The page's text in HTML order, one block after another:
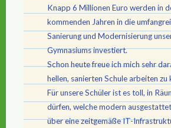
Knapp 6 Millionen Euro werden in
kommenden Jahren in die
Sanierung und Modernisierung
Gymnasiums investiert.
Schon heute freue ich mich sehr
hellen, sanierten Schule arbeiten zu
Für unsere Schüler ist es toll, in
dürfen, welche modern
über eine zeitgemäße IT-